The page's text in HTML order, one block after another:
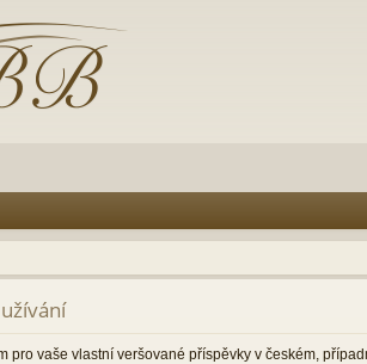
pro vaše vlastní veršované příspěvky v českém,